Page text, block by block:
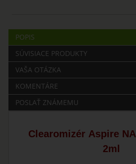
POPIS
SÚVISIACE PRODUKTY
VAŠA OTÁZKA
KOMENTÁRE
POSLAŤ ZNÁMEMU
Clearomizér Aspire
2ml